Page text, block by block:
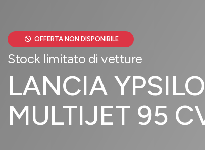
OFFERTA NON DISPONIBILE
Stock limitato di vetture
LANCIA
MULTIJET 95